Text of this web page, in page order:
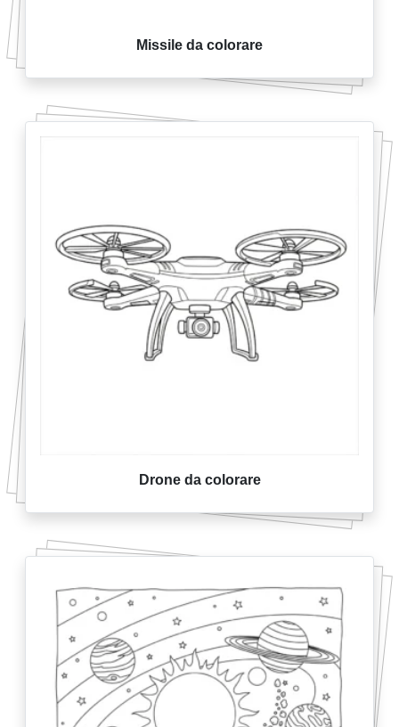
Missile da colorare
Drone da colorare